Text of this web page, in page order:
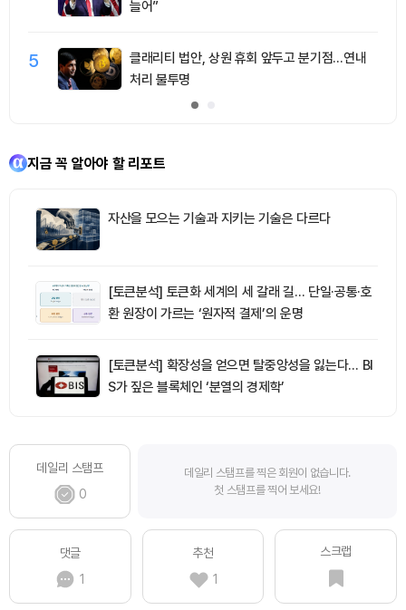
늘어”
5
클래리티 법안, 상원 휴회 앞두고 분기점…연내
처리 불투명
지금 꼭 알아야 할 리포트
자산을 모으는 기술과 지키는 기술은 다르다
[토큰분석] 토큰화 세계의 세 갈래 길… 단일·공통·호
환 원장이 가르는 ‘원자적 결제’의 운명
[토큰분석] 확장성을 얻으면 탈중앙성을 잃는다… BI
S가 짚은 블록체인 ‘분열의 경제학’
데일리 스탬프
0
데일리 스탬프를 찍은 회원이 없습니다.
첫 스탬프를 찍어 보세요!
댓글
1
추천
1
스크랩